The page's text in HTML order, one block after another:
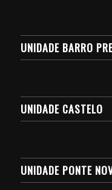
UNIDADE BARRO
UNIDADE CASTELO
UNIDADE PONTE